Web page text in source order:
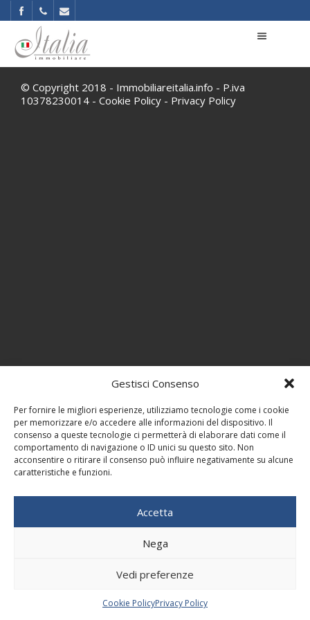
Gestisci Consenso
Per fornire le migliori esperienze, utilizziamo tecnologie come i cookie
per memorizzare e/o accedere alle informazioni del dispositivo. Il
consenso a queste tecnologie ci permetterà di elaborare dati come il
comportamento di navigazione o ID unici su questo sito. Non
acconsentire o ritirare il consenso può influire negativamente su alcune
caratteristiche e funzioni.
Accetta
Nega
Vedi preferenze
Cookie PolicyPrivacy Policy
© Copyright 2018 - Immobiliareitalia.info - P.iva
10378230014 - Cookie Policy - Privacy Policy